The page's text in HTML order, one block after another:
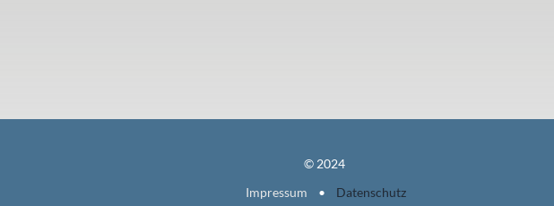
© 2024
Impressum • Datenschutz